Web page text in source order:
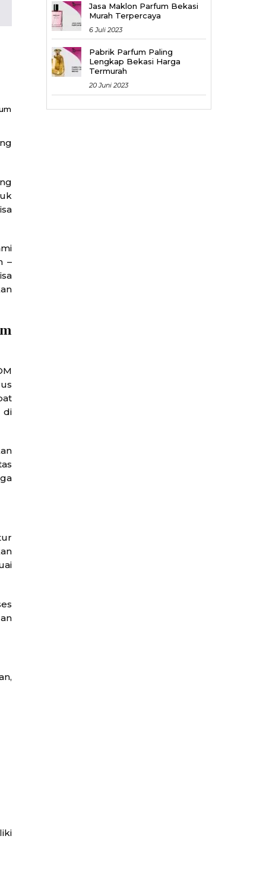
–
di
Jasa Maklon Parfum Bekasi
Murah Terpercaya
6 Juli 2023
Pabrik Parfum Paling
Lengkap Bekasi Harga
Termurah
20 Juni 2023